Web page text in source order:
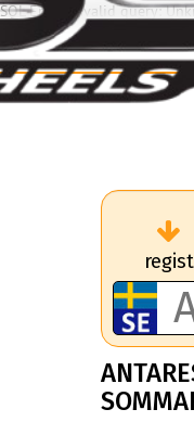
SQL Error: Invalid query: